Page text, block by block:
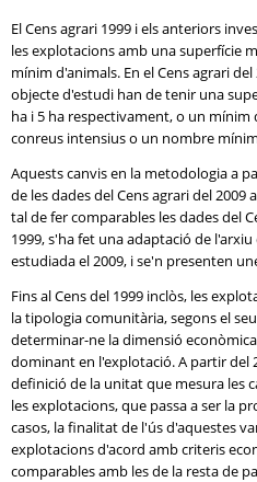
El Cens agrari 1999 i els anteriors
les explotacions amb una superfície
mínim d'animals. En el Cens agrari
objecte d'estudi han de tenir una
ha i 5 ha respectivament, o un
conreus intensius o un nombre
Aquests canvis en la metodologia a
de les dades del Cens agrari del 2009
tal de fer comparables les dades del
1999, s'ha fet una adaptació de
estudiada el 2009, i se'n presenten
Fins al Cens del 1999 inclòs, les
la tipologia comunitària, segons el
determinar-ne la dimensió
dominant en l'explotació. A partir del
definició de la unitat que mesura les
les explotacions, que passa a ser la
casos, la finalitat de l'ús d'aquestes
explotacions d'acord amb criteris
comparables amb les de la resta de